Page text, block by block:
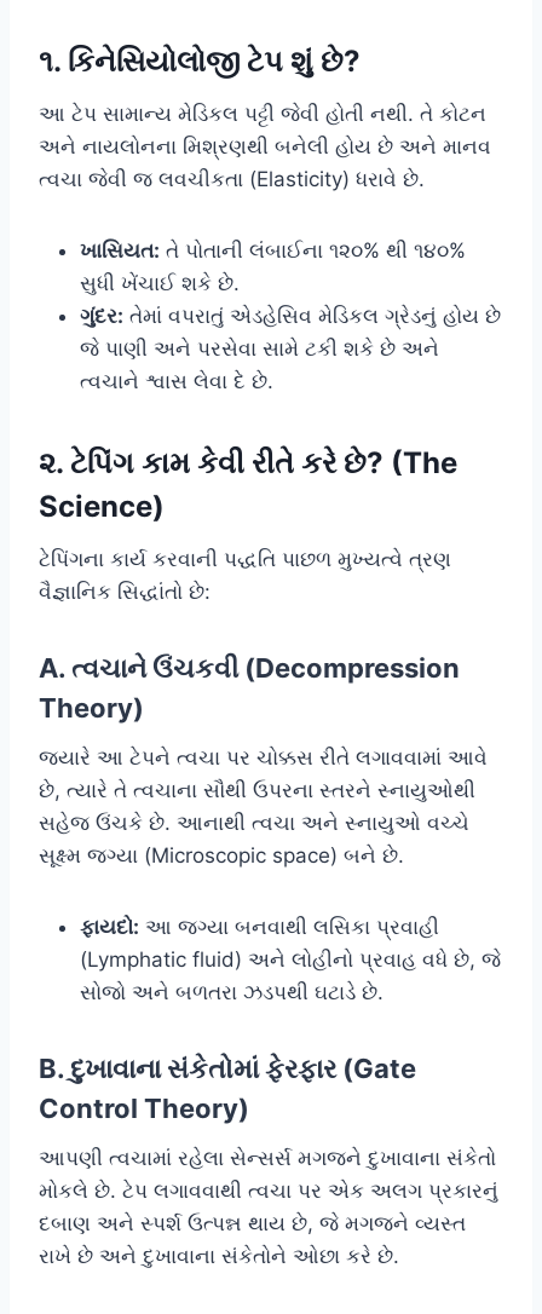
૧. કિનેસિયોલોજી ટેપ શું છે?
આ ટેપ સામાન્ય મેડિકલ પટ્ટી જેવી હોતી નથી. તે કોટન
અને નાયલોનના મિશ્રણથી બનેલી હોય છે અને માનવ
ત્વચા જેવી જ લવચીકતા (Elasticity) ધરાવે છે.
ખાસિયત: તે પોતાની લંબાઈના ૧૨૦% થી ૧૪૦%
સુધી ખેંચાઈ શકે છે.
ગુંદર: તેમાં વપરાતું એડહેસિવ મેડિકલ ગ્રેડનું હોય છે
જે પાણી અને પરસેવા સામે ટકી શકે છે અને
ત્વચાને શ્વાસ લેવા દે છે.
૨. ટેપિંગ કામ કેવી રીતે કરે છે? (The
Science)
ટેપિંગના કાર્ય કરવાની પદ્ધતિ પાછળ મુખ્યત્વે ત્રણ
વૈજ્ઞાનિક સિદ્ધાંતો છે:
A. ત્વચાને ઉંચકવી (Decompression
Theory)
જ્યારે આ ટેપને ત્વચા પર ચોક્કસ રીતે લગાવવામાં આવે
છે, ત્યારે તે ત્વચાના સૌથી ઉપરના સ્તરને સ્નાયુઓથી
સહેજ ઉંચકે છે. આનાથી ત્વચા અને સ્નાયુઓ વચ્ચે
સૂક્ષ્મ જગ્યા (Microscopic space) બને છે.
ફાયદો: આ જગ્યા બનવાથી લસિકા પ્રવાહી
(Lymphatic fluid) અને લોહીનો પ્રવાહ વધે છે, જે
સોજો અને બળતરા ઝડપથી ઘટાડે છે.
B. દુખાવાના સંકેતોમાં ફેરફાર (Gate
Control Theory)
આપણી ત્વચામાં રહેલા સેન્સર્સ મગજને દુખાવાના સંકેતો
મોકલે છે. ટેપ લગાવવાથી ત્વચા પર એક અલગ પ્રકારનું
દબાણ અને સ્પર્શ ઉત્પન્ન થાય છે, જે મગજને વ્યસ્ત
રાખે છે અને દુખાવાના સંકેતોને ઓછા કરે છે.